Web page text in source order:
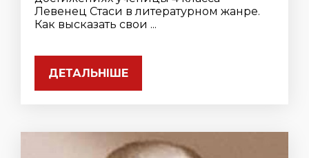
Левенец Стаси в литературном жанре.
Как высказать свои ...
ДЕТАЛЬНІШЕ